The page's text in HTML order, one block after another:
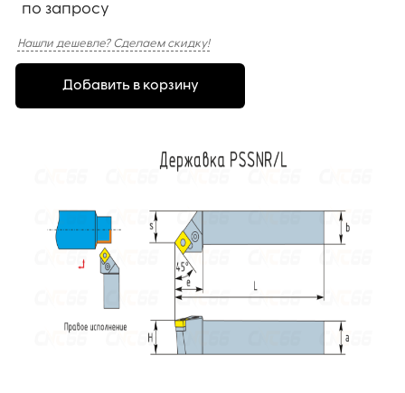
по запросу
Нашли дешевле? Сделаем скидку!
Добавить в корзину